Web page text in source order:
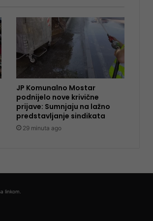
JP Komunalno Mostar
podnijelo nove krivične
prijave: Sumnjaju na lažno
predstavljanje sindikata
29 minuta ago
linkom.